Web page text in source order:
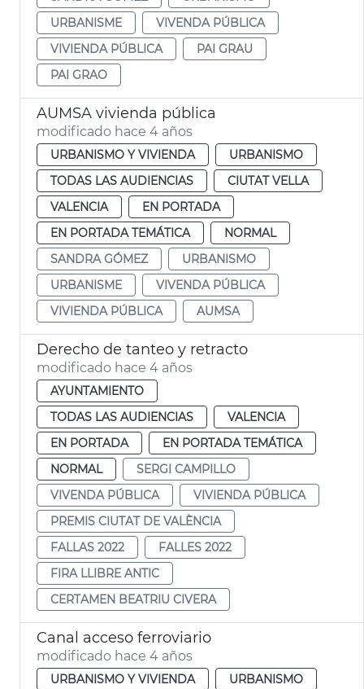
URBANISME
VIVENDA PÚBLICA
VIVIENDA PÚBLICA
PAI GRAU
PAI GRAO
AUMSA vivienda pública
modificado hace 4 años
URBANISMO Y VIVIENDA
URBANISMO
TODAS LAS AUDIENCIAS
CIUTAT VELLA
VALENCIA
EN PORTADA
EN PORTADA TEMÁTICA
NORMAL
SANDRA GÓMEZ
URBANISMO
URBANISME
VIVENDA PÚBLICA
VIVIENDA PÚBLICA
AUMSA
Derecho de tanteo y retracto
modificado hace 4 años
AYUNTAMIENTO
TODAS LAS AUDIENCIAS
VALENCIA
EN PORTADA
EN PORTADA TEMÁTICA
NORMAL
SERGI CAMPILLO
VIVENDA PÚBLICA
VIVIENDA PÚBLICA
PREMIS CIUTAT DE VALÈNCIA
FALLAS 2022
FALLES 2022
FIRA LLIBRE ANTIC
CERTAMEN BEATRIU CIVERA
Canal acceso ferroviario
modificado hace 4 años
URBANISMO Y VIVIENDA
URBANISMO